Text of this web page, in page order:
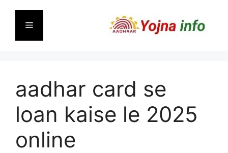
content
Menu
aadhar card se
loan kaise le 2025
online